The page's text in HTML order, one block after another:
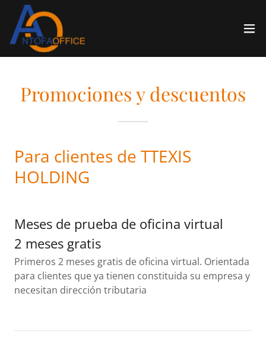
Promociones y descuentos
Para clientes de TTEXIS
HOLDING
Meses de prueba de oficina virtual
2 meses gratis
Primeros 2 meses gratis de oficina virtual. Orientada
para clientes que ya tienen constituida su empresa y
necesitan dirección tributaria